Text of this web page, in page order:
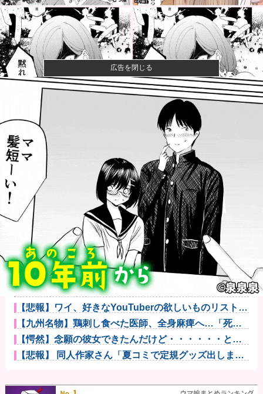
【放送事故】フジテレビ、女子大生を大量投入して闇
深エロ番組ｗ...
【速報】ひろゆき、離婚へｗｗｗ
【緊急】AV業界、ぶっ壊れ最強が現れインフレ 環境崩
壊ｗｗｗ...
【画像】人工肛門の松本人志さん、最新の姿に心配の
声殺到…
本物のスパイ、政府批判どころか「むしろ政府の味
方」を演じて潜...
カープ〝屈辱〟横浜に3タテされ5連敗。鈴木健矢6回1
失点快投...
【画像】女の子が性行為の後にして欲しいことがこち
ら・・・他
【速報】週刊フジ「減税反対結構！ならば石破太郎と
河野茂は離党...
【動画】声優芸人という新たなポジションを確立した
女ｗｗｗｗｗ...
日本のテレビがまだ面白かった時代がこちらｗｗｗｗ
ｗｗｗ他
【悲報】ワイ、好きなYouTuberの欲しいものリストか
らア...
【九州名物】鶏刺し食べた医師、全身麻痺へ…「死ん
だほうが良か...
【愕然】念願の彼女できたんだけど・・・・・・とん
でもない素性...
【悲報】 同人作家さん「夏コミで定規グッズ出しま
広告を閉じる